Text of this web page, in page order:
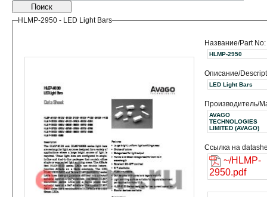
Поиск
HLMP-2950 - LED Light Bars
Название/Part No:
HLMP-2950
Описание/
LED Light Bars
Производитель/
AVAGO
TECHNOLOGIES
LIMITED (AVAGO)
Ссылка на
~/HLMP-
2950.pdf